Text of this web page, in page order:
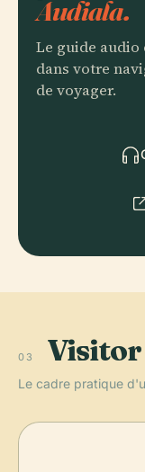
Audiala.
Le guide
dans votre
de voyager.
03 Visitor
Le cadre pratique